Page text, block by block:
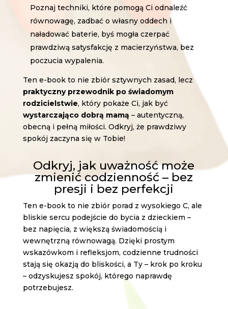
Poznaj techniki, które pomogą Ci odnaleźć
równowagę, zadbać o własny oddech i
naładować baterie, byś mogła czerpać
prawdziwą satysfakcję z macierzyństwa, bez
poczucia wypalenia.
Ten e-book to nie zbiór sztywnych zasad, lecz
praktyczny przewodnik po świadomym
rodzicielstwie, który pokaże Ci, jak być
wystarczająco dobrą mamą – autentyczną,
obecną i pełną miłości. Odkryj, że prawdziwy
spokój zaczyna się w Tobie!
Odkryj, jak uważność może
zmienić codzienność – bez
presji i bez perfekcji
Ten e-book to nie zbiór porad z wysokiego C, ale
bliskie sercu podejście do bycia z dzieckiem –
bez napięcia, z większą świadomością i
wewnętrzną równowagą. Dzięki prostym
wskazówkom i refleksjom, codzienne trudności
stają się okazją do bliskości, a Ty – krok po kroku
– odzyskujesz spokój, którego naprawdę
potrzebujesz.